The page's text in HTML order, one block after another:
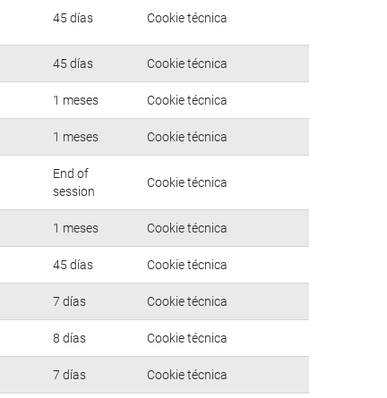
45 días Cookie técnica
45 días Cookie técnica
1 meses Cookie técnica
1 meses Cookie técnica
End of
session
Cookie técnica
1 meses Cookie técnica
45 días Cookie técnica
7 días Cookie técnica
8 días Cookie técnica
7 días Cookie técnica